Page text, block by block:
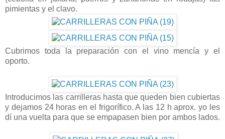
pimientas y el clavo.
Cubrimos toda la preparación con el vino mencía y el
oporto.
Introducimos las carrilleras hasta que queden bien cubiertas
y dejamos 24 horas en el frigorífico. A las 12 h aprox. yo les
dí una vuelta para que se empapasen bien por ambos lados.